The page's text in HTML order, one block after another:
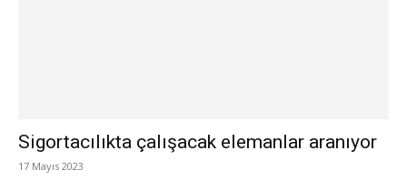
Sigortacılıkta çalışacak elemanlar aranıyor
17 Mayıs 2023